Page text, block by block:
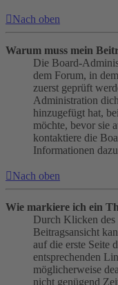
Nach oben
Warum muss mein
Die Board-
dem Forum, in
zuerst geprüft
Administration
hinzugefügt hat,
möchte, bevor sie
kontaktiere die
Informationen
Nach oben
Wie markiere ich ein
Durch Klicken des
Beitragsansicht
auf die erste Seite
entsprechenden
möglicherweise
nicht genügend